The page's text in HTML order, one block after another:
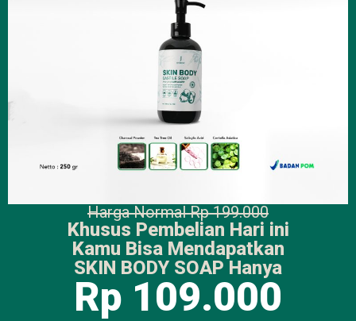
Harga Normal Rp 199.000
Khusus Pembelian Hari ini
Kamu Bisa Mendapatkan
SKIN BODY SOAP Hanya
Rp 109.000